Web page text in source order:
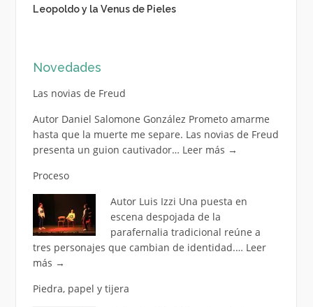
Leopoldo y la Venus de Pieles
Novedades
Las novias de Freud
Autor Daniel Salomone González Prometo amarme
hasta que la muerte me separe. Las novias de Freud
presenta un guion cautivador… Leer más →
Proceso
Autor Luis Izzi Una puesta en
escena despojada de la
parafernalia tradicional reúne a
tres personajes que cambian de identidad.… Leer
más →
Piedra, papel y tijera